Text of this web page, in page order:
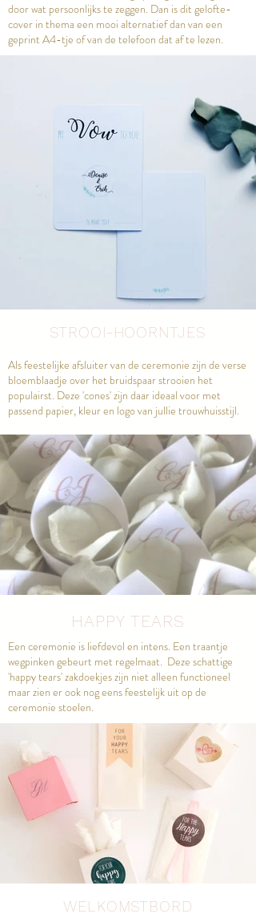
door wat persoonlijks te zeggen. Dan is dit gelofte-
cover in thema een mooi alternatief dan van een
geprint A4-tje of van de telefoon dat af te lezen.
STROOI-HOORNTJES
Als feestelijke afsluiter van de ceremonie zijn de verse
bloemblaadje over het bruidspaar strooien het
populairst. Deze 'cones' zijn daar ideaal voor met
passend papier, kleur en logo van jullie trouwhuisstijl.
HAPPY TEARS
Een ceremonie is liefdevol en intens. Een traantje
wegpinken gebeurt met regelmaat. Deze schattige
'happy tears' zakdoekjes zijn niet alleen functioneel
maar zien er ook nog eens feestelijk uit op de
ceremonie stoelen.
WELKOMSTBORD